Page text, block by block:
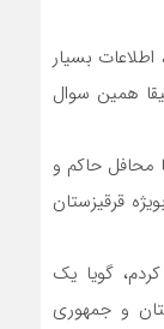
بسیار
همین سوال
محافل حاکم و
قرقیزستان
گویا یک
و جمهوری